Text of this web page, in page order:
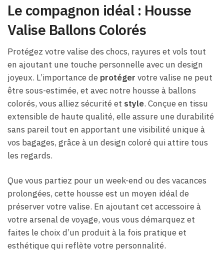
Le compagnon idéal : Housse
Valise Ballons Colorés
Protégez votre valise des chocs, rayures et vols tout
en ajoutant une touche personnelle avec un design
joyeux. L’importance de protéger votre valise ne peut
être sous-estimée, et avec notre housse à ballons
colorés, vous alliez sécurité et style. Conçue en tissu
extensible de haute qualité, elle assure une durabilité
sans pareil tout en apportant une visibilité unique à
vos bagages, grâce à un design coloré qui attire tous
les regards.
Que vous partiez pour un week-end ou des vacances
prolongées, cette housse est un moyen idéal de
préserver votre valise. En ajoutant cet accessoire à
votre arsenal de voyage, vous vous démarquez et
faites le choix d’un produit à la fois pratique et
esthétique qui reflète votre personnalité.